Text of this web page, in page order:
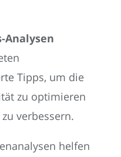
Analysen
Tipps, um die
zu optimieren
verbessern.
helfen